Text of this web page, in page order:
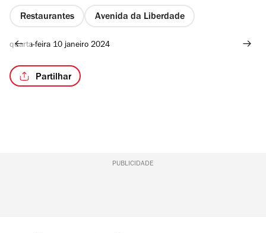
Restaurantes Avenida da Liberdade
quarta-feira 10 janeiro 2024
Partilhar
PUBLICIDADE